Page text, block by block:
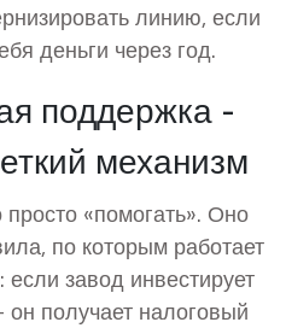
линию, если
деньги через год.
поддержка -
механизм
«помогать». Оно
по которым работает
завод инвестирует
получает налоговый